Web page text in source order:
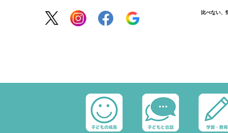
比べない